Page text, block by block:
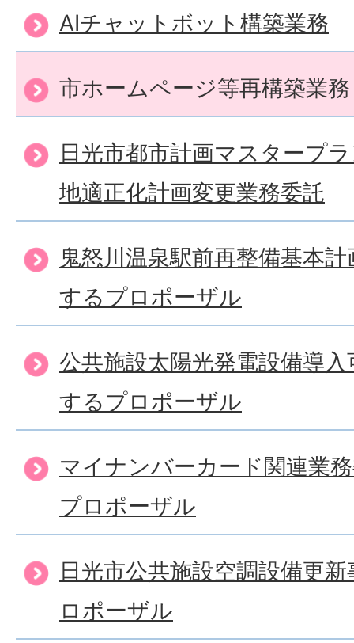
AIチャットボット構築業務
市ホームページ等再構築業務
日光市都市計画マスタープ
地適正化計画変更業務委託
鬼怒川温泉駅前再整備基本
するプロポーザル
公共施設太陽光発電設備導
するプロポーザル
マイナンバーカード関連業
プロポーザル
日光市公共施設空調設備更
ロポーザル